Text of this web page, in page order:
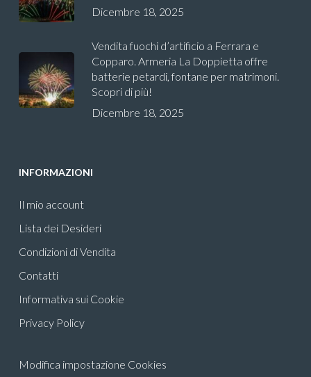
Dicembre 18, 2025
Vendita fuochi d’artificio a Ferrara e
Copparo. Armeria La Doppietta offre
batterie petardi, fontane per matrimoni.
Scopri di più!
Dicembre 18, 2025
INFORMAZIONI
Il mio account
Lista dei Desideri
Condizioni di Vendita
Contatti
Informativa sui Cookie
Privacy Policy
Modifica impostazione Cookies